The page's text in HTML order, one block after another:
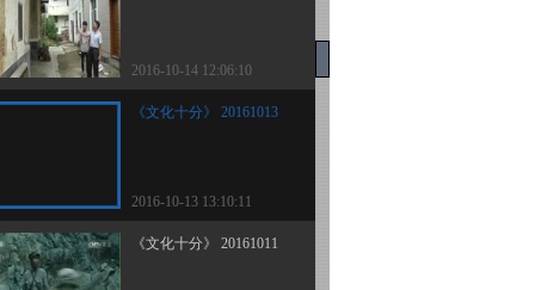
2016-10-14 12:06:10
《文化十分》 20161013
2016-10-13 13:10:11
《文化十分》 20161011